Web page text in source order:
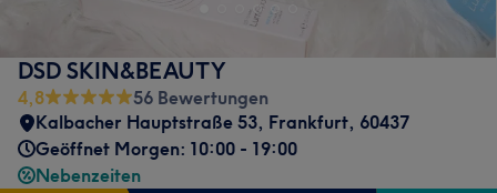
DSD SKIN&BEAUTY
4,8
56 Bewertungen
Kalbacher Hauptstraße 53, Frankfurt, 60437
Geöffnet Morgen: 10:00 - 19:00
Nebenzeiten